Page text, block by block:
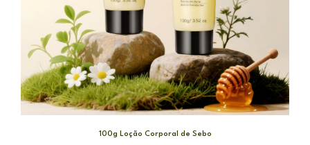
100g Loção Corporal de Sebo